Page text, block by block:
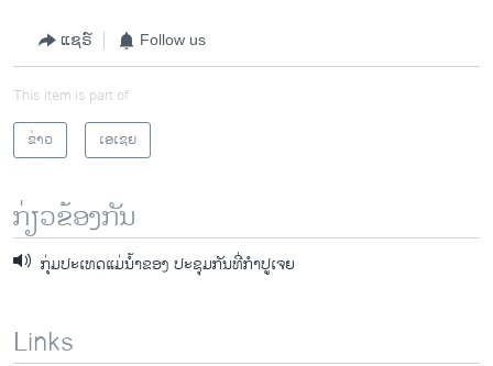
ແຊຣ໌ Follow us
This item is part of
ຂ່າວ
ເອເຊຍ
ກ່ຽວຂ້ອງກັນ
ກຸ່ມປະເທດແມ່ນໍ້າຂອງ ປະຊຸມກັນທີ່ກໍາປູເຈຍ
Links